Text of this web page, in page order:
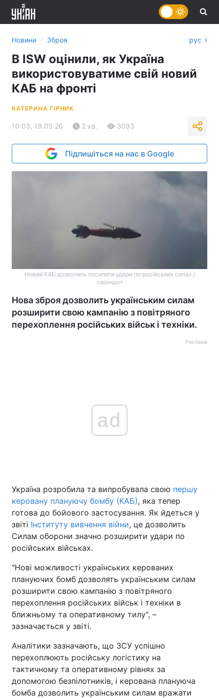
Україна Політика
Економіка Світ
Спорт
Техно і зв'язок Лайт
Зброя Інциденти
Здоров'я
Цікавинки
Регіони
Лонгріди
Новини › Зброя рус
В ISW оцінили, як Україна
використовуватиме свій новий
КАБ на фронті
КАТЕРИНА ГІРНИК
10:03, 19.05.26 2 хв. 3093
Підпишіться на нас в Google
Новий КАБ дозволить посилити удари по російських силах /
скріншот
Нова зброя дозволить українським силам
розширити свою кампанію з повітряного
перехоплення російських військ і техніки.
Реклама
ad
Україна розробила та випробувала свою першу
керовану плануючу бомбу (КАБ), яка тепер
готова до бойового застосування. Як йдеться у
звіті Інституту вивчення війни, це дозволить
Силам оборони значно розширити удари по
російських військах.
"Нові можливості українських керованих
плануючих бомб дозволять українським силам
розширити свою кампанію з повітряного
перехоплення російських військ і техніки в
ближньому та оперативному тилу", –
зазначається у звіті.
Аналітики зазначають, що ЗСУ успішно
перехоплюють російську логістику на
тактичному та оперативному рівнях за
допомогою безпілотників, і керована плануюча
бомба дозволить українським силам вражати